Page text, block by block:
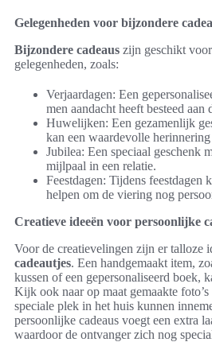
Gelegenheden voor bijzondere
Bijzondere cadeaus zijn geschikt
gelegenheden, zoals:
Verjaardagen: Een
men aandacht heeft besteed aan
Huwelijken: Een gezamenlijk
kan een waardevolle
Jubilea: Een speciaal geschenk
mijlpaal in een relatie.
Feestdagen: Tijdens feestdagen
helpen om de viering nog
Creatieve ideeën voor persoonlijke
Voor de creatievelingen zijn er talloze
cadeautjes. Een handgemaakt item,
kussen of een gepersonaliseerd boek,
Kijk ook naar op maat gemaakte
speciale plek in het huis kunnen
persoonlijke cadeaus voegt een extra
waardoor de ontvanger zich nog